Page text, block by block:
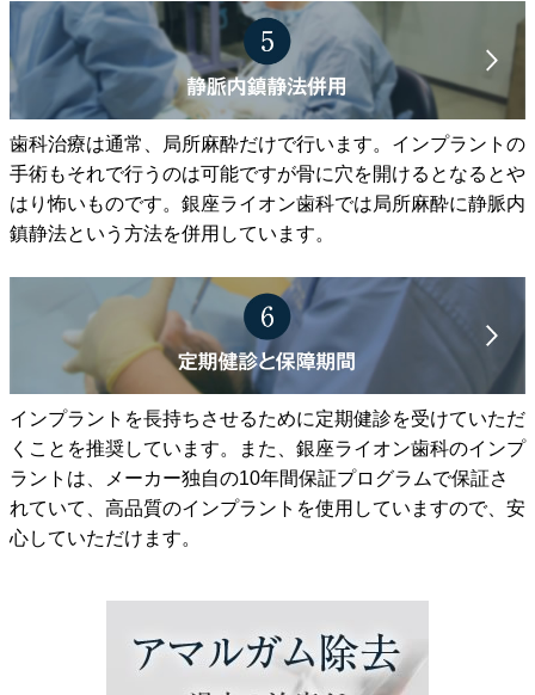
歯科治療は通常、局所麻酔だけで行います。インプラントの
手術もそれで行うのは可能ですが骨に穴を開けるとなるとや
はり怖いものです。銀座ライオン歯科では局所麻酔に静脈内
鎮静法という方法を併用しています。
インプラントを長持ちさせるために定期健診を受けていただ
くことを推奨しています。また、銀座ライオン歯科のインプ
ラントは、メーカー独自の10年間保証プログラムで保証さ
れていて、高品質のインプラントを使用していますので、安
心していただけます。